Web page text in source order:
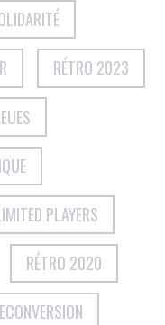
RÉTRO 2023
PLAYERS
RÉTRO 2020